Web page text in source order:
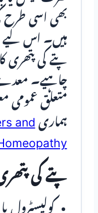
بھی اسی طرح
ہیں۔ اس لیے
پتے کی پتھری
چاہیے۔
متعلق عمومی
ہماری and
پتے کی
کولیسٹرول